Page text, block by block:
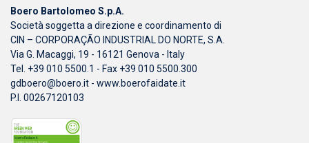
Boero Bartolomeo S.p.A.
Società soggetta a direzione e coordinamento di
CIN – CORPORAÇÃO INDUSTRIAL DO NORTE, S.A.
Via G. Macaggi, 19 - 16121 Genova - Italy
Tel. +39 010 5500.1 - Fax +39 010 5500.300
gdboero@boero.it - www.boerofaidate.it
P.I. 00267120103